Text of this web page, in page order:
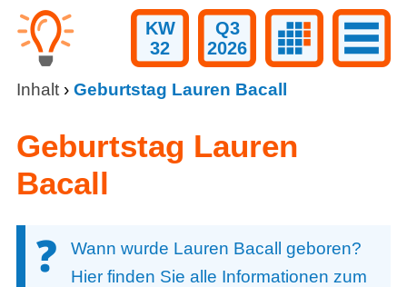
KW
32
Q3
2026
Inhalt› Geburtstag Lauren Bacall
Geburtstag Lauren
Bacall
Wann wurde Lauren Bacall geboren?
Hier finden Sie alle Informationen zum